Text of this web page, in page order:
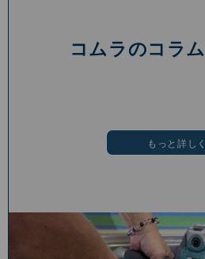
コムラのコラム
もっと詳しく